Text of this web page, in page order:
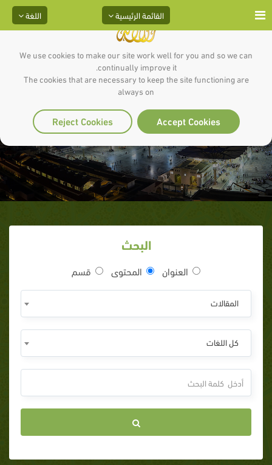
We use cookies to make our site work well for you and so we can
continually improve it.
The cookies that are necessary to keep the site functioning are
always on
Accept Cookies
Reject Cookies
اللغة القائمة الرئيسية
عمير بن الحمام
البحث
العنوان المحتوى قسم
المقالات
كل اللغات